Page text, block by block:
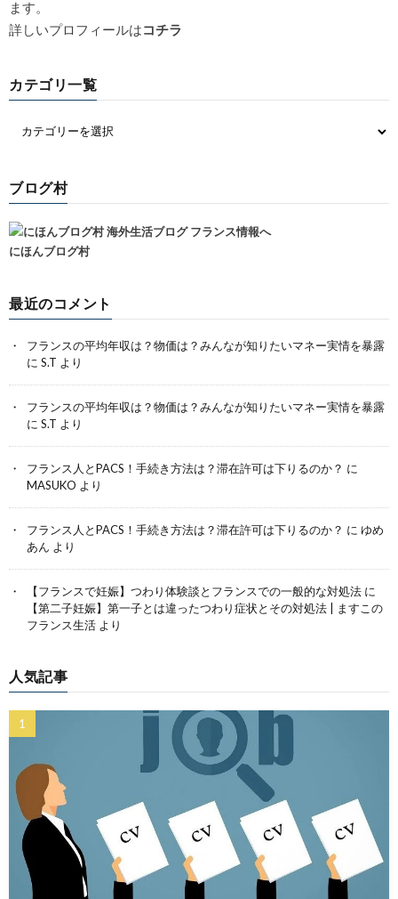
ます。
詳しいプロフィールはコチラ
カテゴリ一覧
ブログ村
にほんブログ村
最近のコメント
フランスの平均年収は？物価は？みんなが知りたいマネー実情を暴露
に S.T より
フランスの平均年収は？物価は？みんなが知りたいマネー実情を暴露
に S.T より
フランス人とPACS！手続き方法は？滞在許可は下りるのか？ に
MASUKO より
フランス人とPACS！手続き方法は？滞在許可は下りるのか？ に ゆめ
あん より
【フランスで妊娠】つわり体験談とフランスでの一般的な対処法 に
【第二子妊娠】第一子とは違ったつわり症状とその対処法 | ますこの
フランス生活 より
人気記事